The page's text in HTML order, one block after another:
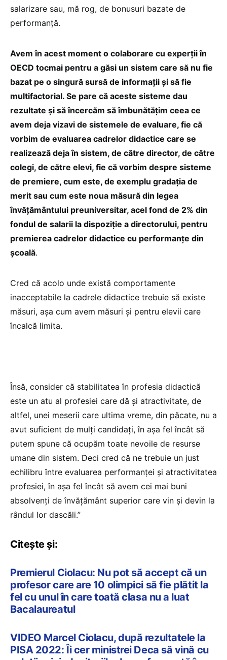
salarizare sau, mă rog, de bonusuri bazate de
performanță.
Avem în acest moment o colaborare cu experții în
OECD tocmai pentru a găsi un sistem care să nu fie
bazat pe o singură sursă de informații și să fie
multifactorial. Se pare că aceste sisteme dau
rezultate și să încercăm să îmbunătățim ceea ce
avem deja vizavi de sistemele de evaluare, fie că
vorbim de evaluarea cadrelor didactice care se
realizează deja în sistem, de către director, de către
colegi, de către elevi, fie că vorbim despre sisteme
de premiere, cum este, de exemplu gradația de
merit sau cum este noua măsură din legea
învățământului preuniversitar, acel fond de 2% din
fondul de salarii la dispoziție a directorului, pentru
premierea cadrelor didactice cu performanțe din
școală.
Cred că acolo unde există comportamente
inacceptabile la cadrele didactice trebuie să existe
măsuri, așa cum avem măsuri și pentru elevii care
încalcă limita.
Însă, consider că stabilitatea în profesia didactică
este un atu al profesiei care dă și atractivitate, de
altfel, unei meserii care ultima vreme, din păcate, nu a
avut suficient de mulți candidați, în așa fel încât să
putem spune că ocupăm toate nevoile de resurse
umane din sistem. Deci cred că ne trebuie un just
echilibru între evaluarea performanței și atractivitatea
profesiei, în așa fel încât să avem cei mai buni
absolvenți de învățământ superior care vin și devin la
rândul lor dascăli.”
Citește și:
Premierul Ciolacu: Nu pot să accept că un
profesor care are 10 olimpici să fie plătit la
fel cu unul în care toată clasa nu a luat
Bacalaureatul
VIDEO Marcel Ciolacu, după rezultatele la
PISA 2022: Îi cer ministrei Deca să vină cu